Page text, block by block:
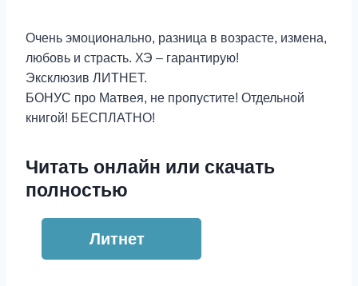
Очень эмоционально, разница в возрасте, измена,
любовь и страсть. ХЭ – гарантирую!
Эксклюзив ЛИТНЕТ.
БОНУС про Матвея, не пропустите! Отдельной
книгой! БЕСПЛАТНО!
Читать онлайн или скачать
полностью
Литнет